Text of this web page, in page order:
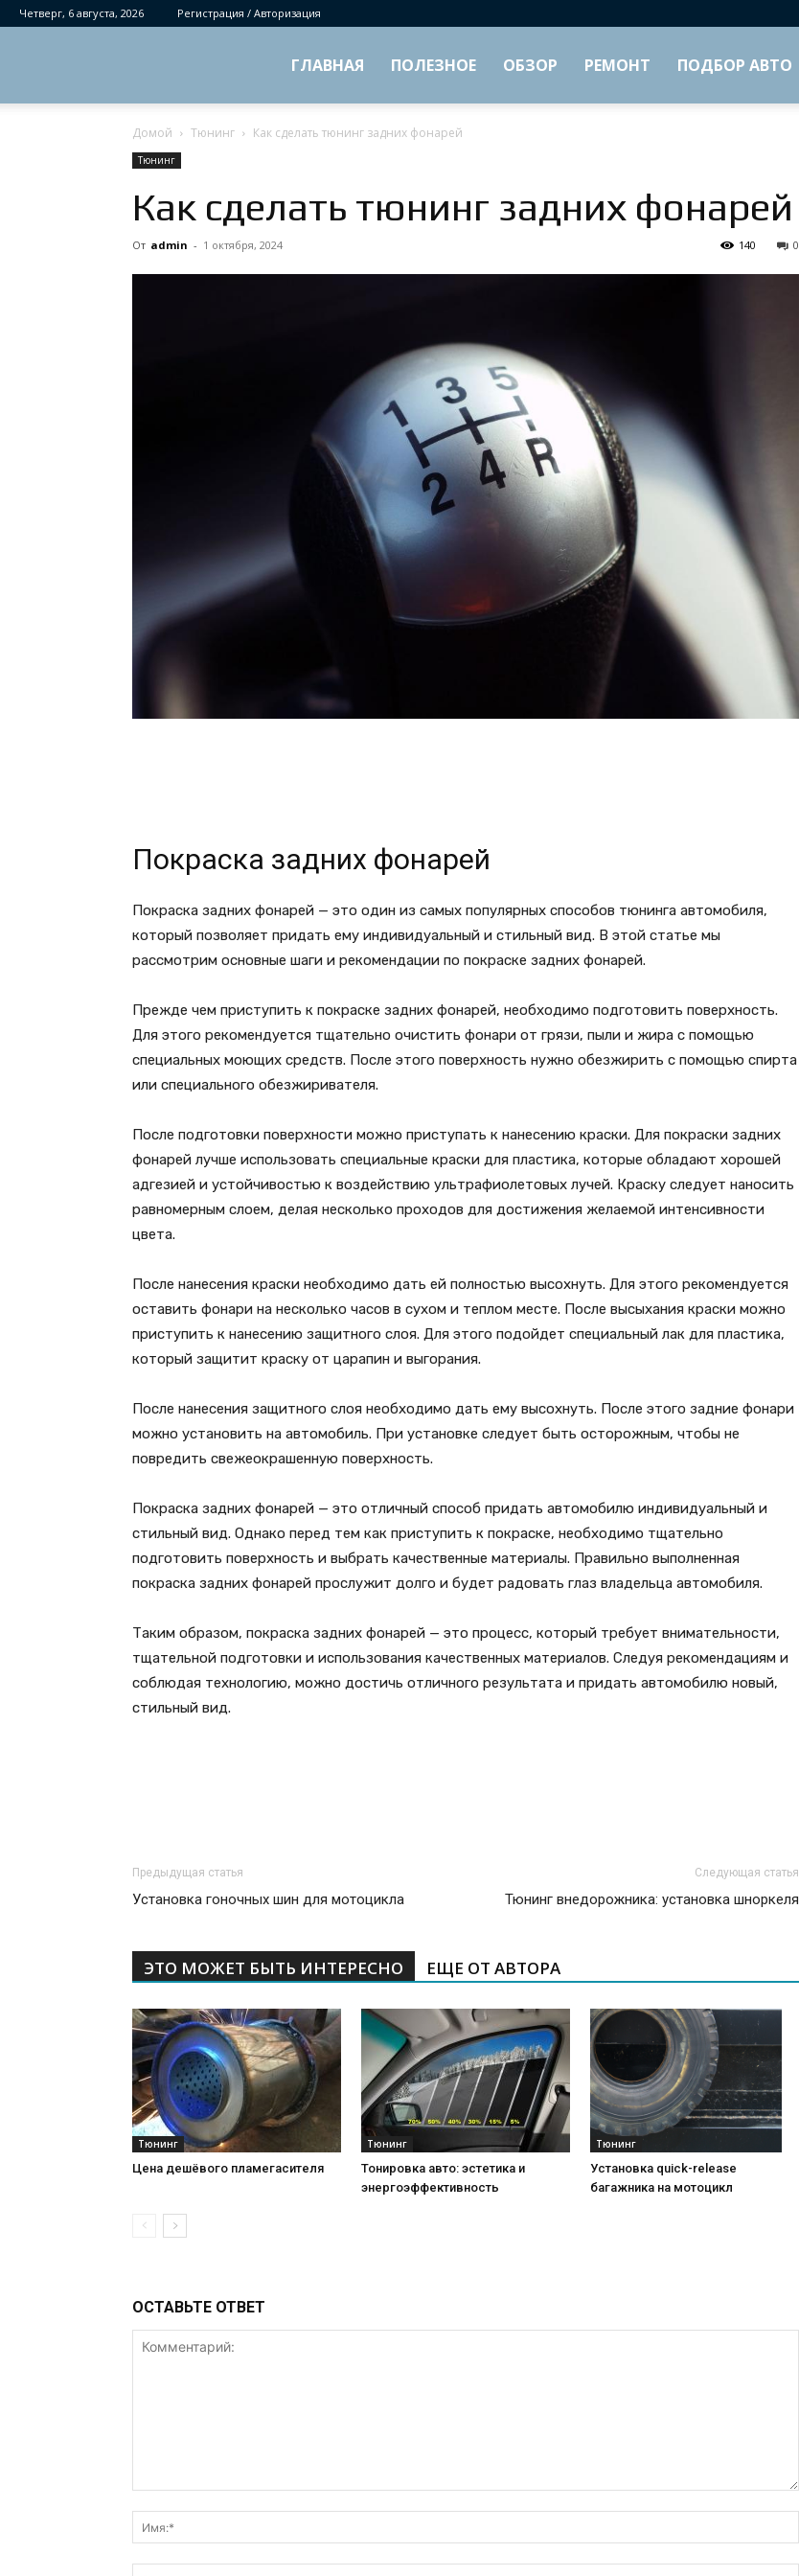
Четверг, 6 августа, 2026 Регистрация / Авторизация
ГЛАВНАЯ ПОЛЕЗНОЕ ОБЗОР РЕМОНТ ПОДБОР АВТО
Домой Тюнинг Как сделать тюнинг задних фонарей
Тюнинг
Как сделать тюнинг задних фонарей
От admin - 1 октября, 2024 0
140
Покраска задних фонарей
Покраска задних фонарей — это один из самых популярных способов тюнинга автомобиля,
который позволяет придать ему индивидуальный и стильный вид. В этой статье мы
рассмотрим основные шаги и рекомендации по покраске задних фонарей.
Прежде чем приступить к покраске задних фонарей, необходимо подготовить поверхность.
Для этого рекомендуется тщательно очистить фонари от грязи, пыли и жира с помощью
специальных моющих средств. После этого поверхность нужно обезжирить с помощью спирта
или специального обезжиривателя.
После подготовки поверхности можно приступать к нанесению краски. Для покраски задних
фонарей лучше использовать специальные краски для пластика, которые обладают хорошей
адгезией и устойчивостью к воздействию ультрафиолетовых лучей. Краску следует наносить
равномерным слоем, делая несколько проходов для достижения желаемой интенсивности
цвета.
После нанесения краски необходимо дать ей полностью высохнуть. Для этого рекомендуется
оставить фонари на несколько часов в сухом и теплом месте. После высыхания краски можно
приступить к нанесению защитного слоя. Для этого подойдет специальный лак для пластика,
который защитит краску от царапин и выгорания.
После нанесения защитного слоя необходимо дать ему высохнуть. После этого задние фонари
можно установить на автомобиль. При установке следует быть осторожным, чтобы не
повредить свежеокрашенную поверхность.
Покраска задних фонарей — это отличный способ придать автомобилю индивидуальный и
стильный вид. Однако перед тем как приступить к покраске, необходимо тщательно
подготовить поверхность и выбрать качественные материалы. Правильно выполненная
покраска задних фонарей прослужит долго и будет радовать глаз владельца автомобиля.
Таким образом, покраска задних фонарей — это процесс, который требует внимательности,
тщательной подготовки и использования качественных материалов. Следуя рекомендациям и
соблюдая технологию, можно достичь отличного результата и придать автомобилю новый,
стильный вид.
Предыдущая статья
Установка гоночных шин для мотоцикла
Следующая статья
Тюнинг внедорожника: установка шноркеля
ЭТО МОЖЕТ БЫТЬ ИНТЕРЕСНО ЕЩЕ ОТ АВТОРА
Тюнинг
Цена дешёвого пламегасителя
Тюнинг
Тонировка авто: эстетика и
энергоэффективность
Тюнинг
Установка quick-release
багажника на мотоцикл
ОСТАВЬТЕ ОТВЕТ